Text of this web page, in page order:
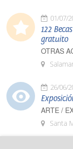
01/07/
122
gratuito
OTRAS
26/06/
ARTE /
Santa